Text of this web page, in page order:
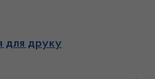
для друку